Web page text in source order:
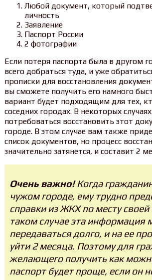
Любой документ, который
личность
Заявление
Паспорт России
2 фотографии
Если потеря паспорта была в другом
всего добраться туда, и уже
прописки для восстановления
вы сможете получить его намного
вариант будет подходящим для тех,
соседних городах. В некоторых
потребоваться восстановить этот
городе. В этом случае вам также
список документов, но процесс
значительно затянется, и составит 2
Очень важно!Когда
чужом городе, ему трудно
справки из ЖКХ по месту своей
таком случае эта информация
передаваться долго, и на ее
уйти 2 месяца. Поэтому для
желающего получить как
паспорт будет проще, если он